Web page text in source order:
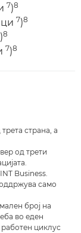
7)8
7)8
)8
7)8
страна, а
од трети
Business.
само
број на
во еден
циклус